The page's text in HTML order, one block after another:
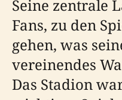
Seine zentrale
Fans, zu den
gehen, was
vereinendes
Das Stadion